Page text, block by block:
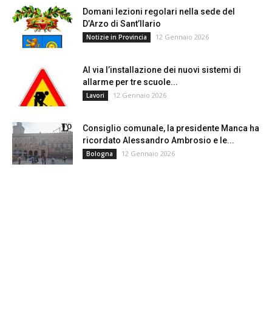
Domani lezioni regolari nella sede del
D’Arzo di Sant’Ilario
Notizie in Provincia 12 Gennaio 2026
Al via l’installazione dei nuovi sistemi di
allarme per tre scuole...
Lavori 12 Gennaio 2026
Consiglio comunale, la presidente Manca ha
ricordato Alessandro Ambrosio e le...
Bologna 12 Gennaio 2026